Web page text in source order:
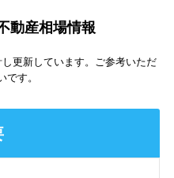
更新しています。ご参考いただ
です。